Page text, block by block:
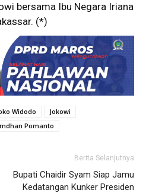
bersama Ibu Negara Iriana
(*)
Widodo
Jokowi
Pomanto
Berita Selanjutnya
Bupati Chaidir Syam Siap Jamu
Kedatangan Kunker Presiden